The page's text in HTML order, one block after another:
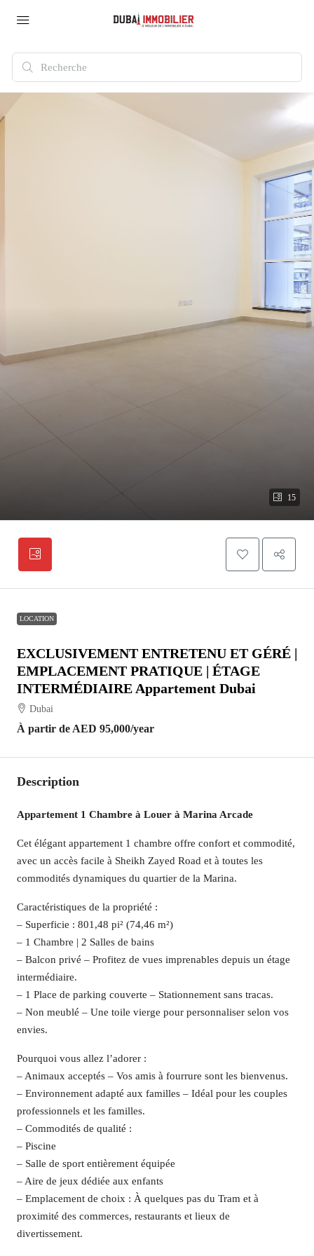
15
LOCATION
EXCLUSIVEMENT ENTRETENU ET GÉRÉ |
EMPLACEMENT PRATIQUE | ÉTAGE
INTERMÉDIAIRE Appartement Dubai
Dubai
À partir de AED 95,000/year
Description
Appartement 1 Chambre à Louer à Marina Arcade
Cet élégant appartement 1 chambre offre confort et commodité,
avec un accès facile à Sheikh Zayed Road et à toutes les
commodités dynamiques du quartier de la Marina.
Caractéristiques de la propriété :
– Superficie : 801,48 pi² (74,46 m²)
– 1 Chambre | 2 Salles de bains
– Balcon privé – Profitez de vues imprenables depuis un étage
intermédiaire.
– 1 Place de parking couverte – Stationnement sans tracas.
– Non meublé – Une toile vierge pour personnaliser selon vos
envies.
Pourquoi vous allez l’adorer :
– Animaux acceptés – Vos amis à fourrure sont les bienvenus.
– Environnement adapté aux familles – Idéal pour les couples
professionnels et les familles.
– Commodités de qualité :
– Piscine
– Salle de sport entièrement équipée
– Aire de jeux dédiée aux enfants
– Emplacement de choix : À quelques pas du Tram et à
proximité des commerces, restaurants et lieux de
divertissement.